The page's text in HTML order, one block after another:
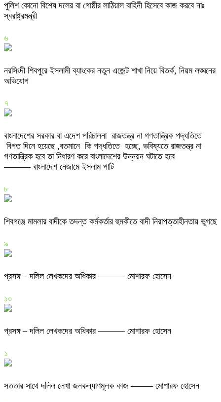
পুলিশ কোনো বিশেষ দলের বা গোষ্ঠীর লাঠিয়াল বাহিনী হিসেবে কাজ করবে নাঃ
স্বরাষ্ট্রমন্ত্রী
৬
নরসিংদী শিবপুরে ইসলামী ব্যাংকের নতুন এজেন্ট শাখা নিয়ে বিতর্ক, নিয়ম লঙ্ঘনের
অভিযোগ
৭
বাংলাদেশের সরকার বা এদেশ পরিচালনা রাজতন্ত্র না গণতান্ত্রিক পদ্ধতিতে
বিগত দিনে হয়েছে ,বতমানে কি পদ্ধতিতে হচ্ছে, ভবিষ্যতে রাজতন্ত্র না
গণতান্ত্রিক হবে তা নিধারণ করে বাংলাদেশের উন্নয়ন ঘটাতে হবে
——— বাংলাদেশ নেজামে ইসলাম পাটি
৮
শিবগঞ্জে মামলার বাদীকে তদন্ত কর্মকর্তার হুমকীতে বাদী নিরাপত্তাহীনতায় ভুগছে
৯
প্রসঙ্গ – দলিল লেখকদের অধিকার ——— মোশারফ হোসেন
১০
প্রসঙ্গ – দলিল লেখকদের অধিকার ——— মোশারফ হোসেন
১
সততার সাথে দলিল লেখা জনকল্যাণমূলক কাজ ——– মোশারফ হোসেন